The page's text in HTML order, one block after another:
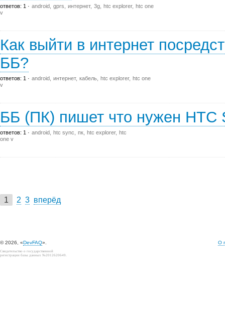
ответов: 1 android gprs интернет 3g htc explorer htc one
v
Как выйти в интернет
ББ?
ответов: 1 android интернет кабель htc explorer htc one
v
ББ (ПК) пишет что нужен HTC
ответов: 1 android htc sync пк htc explorer htc
one v
1 2 3 вперёд
© 2026, «DevFAQ». О
Свидетельство о государственной
регистрации базы данных №2012620649.